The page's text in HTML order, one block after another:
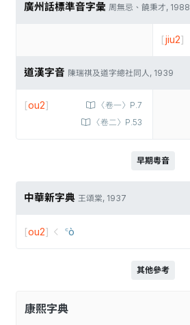
廣州話標準音字彙 周無忌、饒秉才, 1988
[jiu2]
道漢字音 陳瑞祺及道字總社同人, 1939
〈卷一〉P.7
〈卷二〉P.53
[ou2]
早期粵音
中華新字典 王頌棠, 1937
[ou2] ꜂ò
其他參考
康熙字典